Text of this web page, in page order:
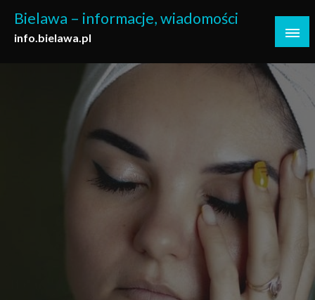
content
Bielawa – informacje, wiadomości
info.bielawa.pl